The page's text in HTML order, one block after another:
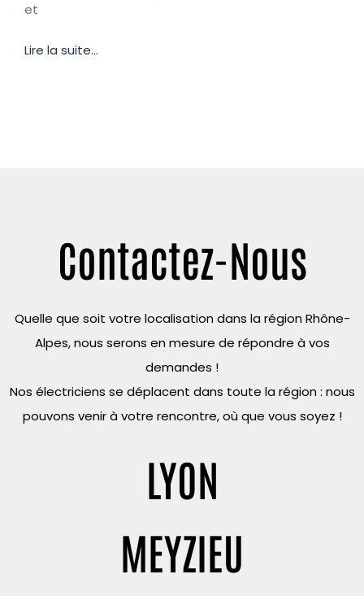
et
Lire la suite...
Contactez-Nous
Quelle que soit votre localisation dans la région Rhône-
Alpes, nous serons en mesure de répondre à vos
demandes !
Nos électriciens se déplacent dans toute la région : nous
pouvons venir à votre rencontre, où que vous soyez !
LYON
MEYZIEU